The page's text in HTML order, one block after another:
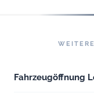
Fahrzeugöffnung